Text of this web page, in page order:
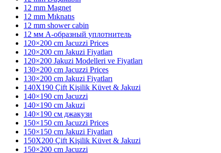
12 mm Magnet
12 mm Mıknatıs
12 mm shower cabin
12 мм А-образный уплотнитель
120×200 cm Jacuzzi Prices
120×200 cm Jakuzi Fiyatları
120×200 Jakuzi Modelleri ve Fiyatları
130×200 cm Jacuzzi Prices
130×200 cm Jakuzi Fiyatları
140X190 Çift Kişilik Küvet & Jakuzi
140×190 cm Jacuzzi
140×190 cm Jakuzi
140×190 см джакузи
150×150 cm Jacuzzi Prices
150×150 cm Jakuzi Fiyatları
150X200 Çift Kişilik Küvet & Jakuzi
150×200 cm Jacuzzi